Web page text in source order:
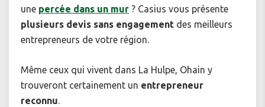
une percée dans un mur ? Casius vous présente
plusieurs devis sans engagement des meilleurs
entrepreneurs de votre région.
Même ceux qui vivent dans La Hulpe, Ohain y
trouveront certainement un entrepreneur
reconnu.